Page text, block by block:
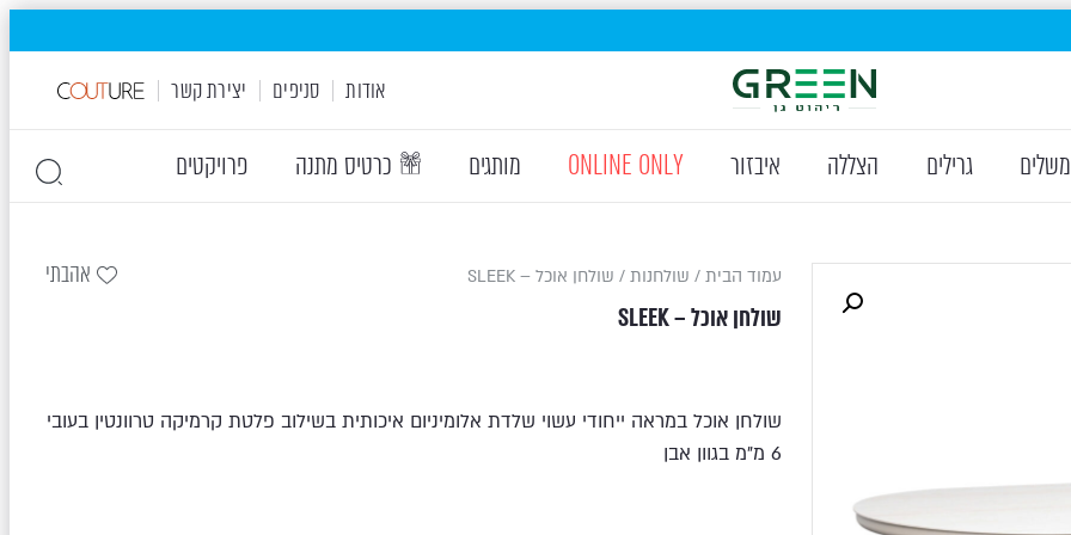
אודות סניפים יצירת קשר
גרילים הצללה איבזור ONLINE ONLY מותגים כרטיס מתנה פרויקטים
עמוד הבית / שולחנות / שולחן אוכל – SLEEK
אהבתי
שולחן אוכל – SLEEK
שולחן אוכל במראה ייחודי עשוי שלדת אלומיניום איכותית בשילוב פלטת קרמיקה טרוונטין בעובי
6 מ"מ בגוון אבן